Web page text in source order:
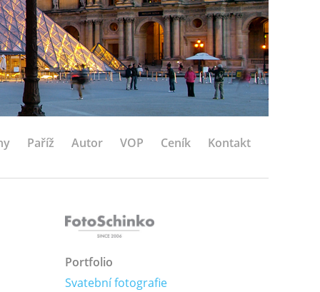
Paříž Autor VOP Ceník Kontakt
Portfolio
Svatební fotografie